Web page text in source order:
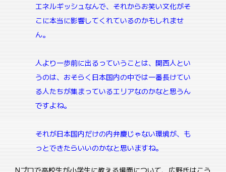
エネルギッシュなんで、それからお笑い文化がそ
こに本当に影響してくれているのかもしれませ
ん。
人より一歩前に出るっていうことは、関西人とい
うのは、おそらく日本国内の中では一番長けてい
る人たちが集まっているエリアなのかなと思うん
ですよね。
それが日本国内だけの内弁慶じゃない環境が、も
っとできたらいいのかなと思いますね。